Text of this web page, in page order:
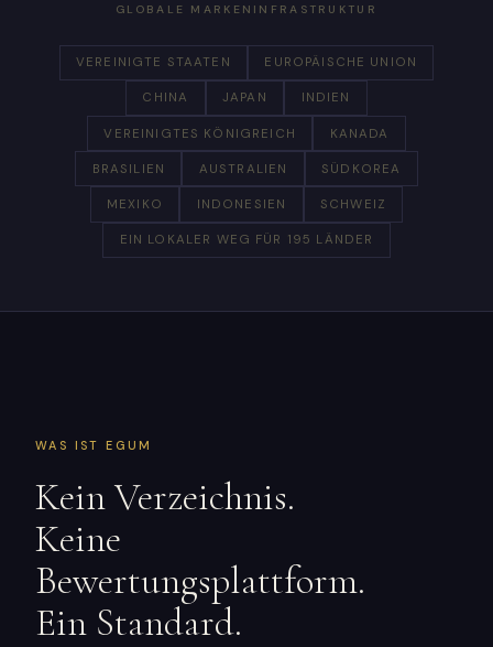
GLOBALE MARKENINFRASTRUKTUR
VEREINIGTE STAATEN EUROPÄISCHE UNION
CHINA JAPAN INDIEN
VEREINIGTES KÖNIGREICH KANADA
BRASILIEN AUSTRALIEN SÜDKOREA
MEXIKO INDONESIEN SCHWEIZ
EIN LOKALER WEG FÜR 195 LÄNDER
WAS IST EGUM
Kein Verzeichnis.
Keine
Bewertungsplattform.
Ein Standard.